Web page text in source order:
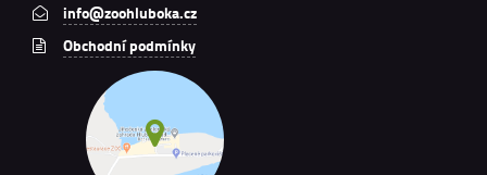
info@zoohluboka.cz
Obchodní podmínky